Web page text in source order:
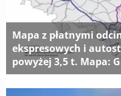
Mapa z płatnymi
ekspresowych i
powyżej 3,5 t. Mapa: